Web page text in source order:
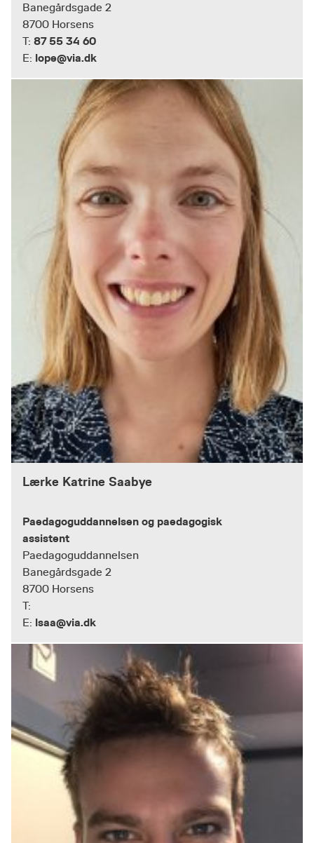
Banegårdsgade 2
8700 Horsens
T: 87 55 34 60
E: lope@via.dk
Lærke Katrine Saabye
Paedagoguddannelsen og paedagogisk
assistent
Paedagoguddannelsen
Banegårdsgade 2
8700 Horsens
T:
E: lsaa@via.dk